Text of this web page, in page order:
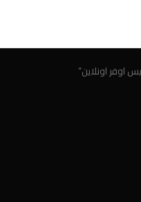
اونلاين”